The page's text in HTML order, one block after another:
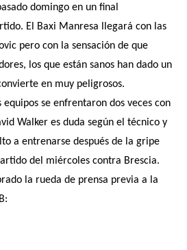
domingo en un final
El Baxi Manresa llegará con las
pero con la sensación de que
los que están sanos han dado un
en muy peligrosos.
se enfrentaron dos veces con
Walker es duda según el técnico y
a entrenarse después de la gripe
del miércoles contra Brescia.
la rueda de prensa previa a la